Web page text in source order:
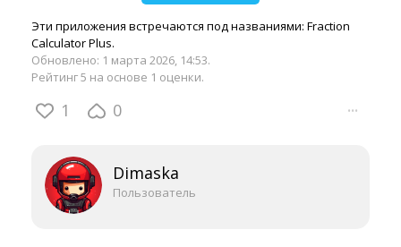
Эти приложения встречаются под названиями: Fraction
Calculator Plus.
Обновлено: 1 марта 2026, 14:53.
Рейтинг 5 на основе 1 оценки.
1 0 ···
Dimaska
Пользователь